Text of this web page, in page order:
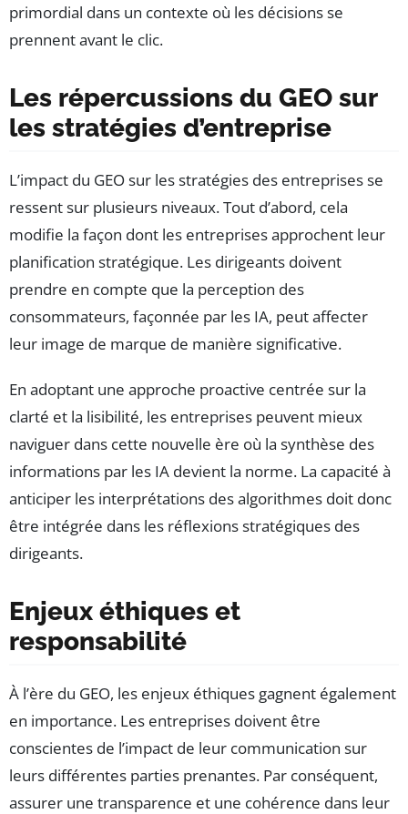
primordial dans un contexte où les décisions se
prennent avant le clic.
Les répercussions du GEO sur
les stratégies d’entreprise
L’impact du GEO sur les stratégies des entreprises se
ressent sur plusieurs niveaux. Tout d’abord, cela
modifie la façon dont les entreprises approchent leur
planification stratégique. Les dirigeants doivent
prendre en compte que la perception des
consommateurs, façonnée par les IA, peut affecter
leur image de marque de manière significative.
En adoptant une approche proactive centrée sur la
clarté et la lisibilité, les entreprises peuvent mieux
naviguer dans cette nouvelle ère où la synthèse des
informations par les IA devient la norme. La capacité à
anticiper les interprétations des algorithmes doit donc
être intégrée dans les réflexions stratégiques des
dirigeants.
Enjeux éthiques et
responsabilité
À l’ère du GEO, les enjeux éthiques gagnent également
en importance. Les entreprises doivent être
conscientes de l’impact de leur communication sur
leurs différentes parties prenantes. Par conséquent,
assurer une transparence et une cohérence dans leur